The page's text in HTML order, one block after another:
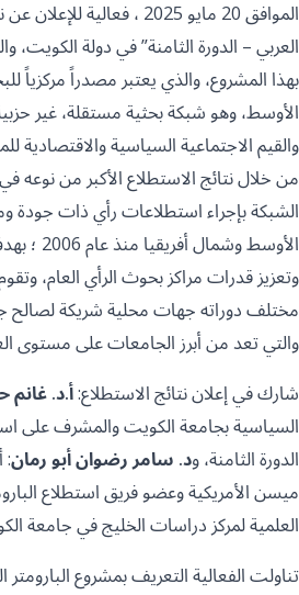
الموافق 20 مايو 2025 ،
العربي – الدورة الثامنة” في دولة الكويت،
بهذا المشروع، والذي يعتبر مصدراً مركزياً
الأوسط، وهو شبكة بحثية مستقلة، غير
والقيم الاجتماعية السياسية والاقتصادية
من خلال نتائج الاستطلاع الأكبر من نوعه
الشبكة بإجراء استطلاعات رأي ذات جودة
الأوسط
وتعزيز قدرات مراكز بحوث الرأي العام،
مختلف دوراته جهات محلية شريكة لصالح
والتي تعد من أبرز الجامعات على مستوى
شارك في إعلان نتائج الاستطلاع:أ.د. غانم
السياسية بجامعة الكويت والمشرف على
الدورة الثامنة، ود. سامر رضوان أبو رمان:
ميسن الأمريكية وعضو فريق استطلاع
العلمية لمركز دراسات الخليج في جامعة
تناولت الفعالية التعريف بمشروع البارومتر